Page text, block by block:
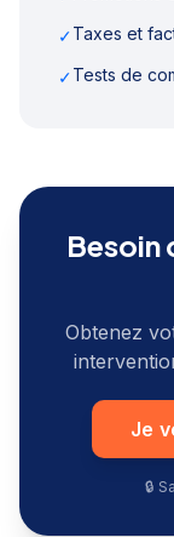
✓Taxes et
✓Tests de
Besoin
Obtenez
Je
🔒